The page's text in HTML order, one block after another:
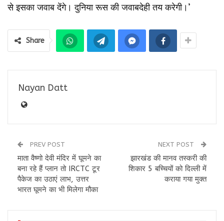
से इसका जवाब देंगे। दुनिया रूस की जवाबदेही तय करेगी।’
Share
Nayan Datt
PREV POST
माता वैष्णो देवी मंदिर में घूमने का
बना रहे हैं प्लान तो IRCTC टूर
पैकेज का उठाएं लाभ, उत्तर
भारत घूमने का भी मिलेगा मौका
NEXT POST
झारखंड की मानव तस्करी की
शिकार 5 बच्चियों को दिल्ली में
कराया गया मुक्त